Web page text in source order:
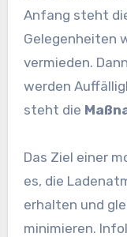
Anfang steht
Gelegenheiten
vermieden.
werden
steht die
Das Ziel einer
es, die
erhalten und
minimieren.